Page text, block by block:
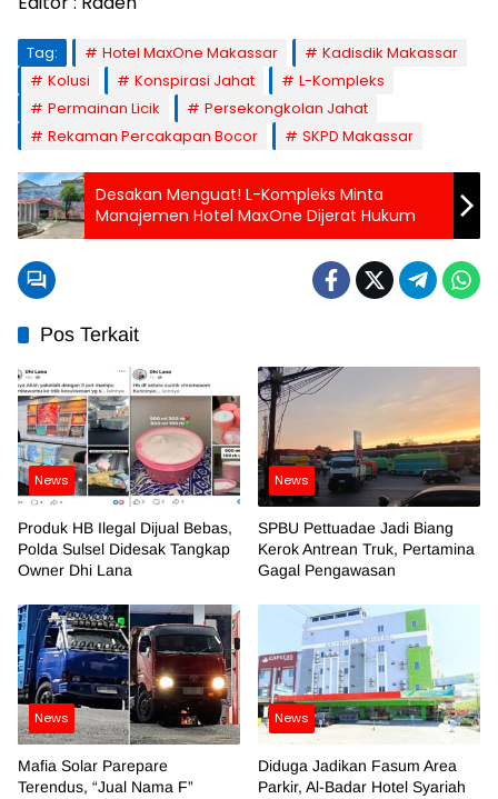
Tag: Hotel MaxOne Makassar
Kadisdik Makassar
Kolusi
Konspirasi Jahat
L-Kompleks
Permainan Licik
Persekongkolan Jahat
Rekaman Percakapan Bocor
SKPD Makassar
Desakan Menguat! L-Kompleks Minta
Manajemen Hotel MaxOne Dijerat Hukum
Pos Terkait
News
Produk HB Ilegal Dijual Bebas,
Polda Sulsel Didesak Tangkap
Owner Dhi Lana
News
SPBU Pettuadae Jadi Biang
Kerok Antrean Truk, Pertamina
Gagal Pengawasan
News
Mafia Solar Parepare
Terendus, “Jual Nama F”
News
Diduga Jadikan Fasum Area
Parkir, Al-Badar Hotel Syariah